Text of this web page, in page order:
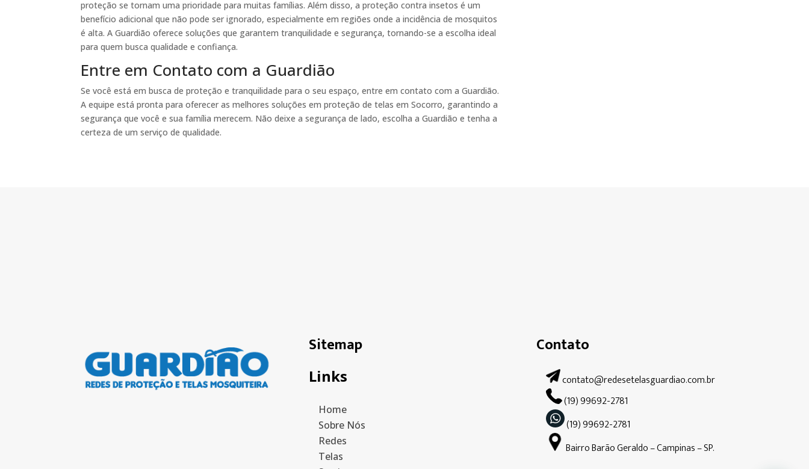
proteção se tornam uma prioridade para muitas famílias. Além disso, a proteção contra insetos é um
benefício adicional que não pode ser ignorado, especialmente em regiões onde a incidência de mosquitos
é alta. A Guardião oferece soluções que garantem tranquilidade e segurança, tornando-se a escolha ideal
para quem busca qualidade e confiança.
Entre em Contato com a Guardião
Se você está em busca de proteção e tranquilidade para o seu espaço, entre em contato com a Guardião.
A equipe está pronta para oferecer as melhores soluções em proteção de telas em Socorro, garantindo a
segurança que você e sua família merecem. Não deixe a segurança de lado, escolha a Guardião e tenha a
certeza de um serviço de qualidade.
Sitemap
Links
Home
Sobre Nós
Redes
Telas
Contato
contato@redesetelasguardiao.com.br
(19) 99692-2781
(19) 99692-2781
Bairro Barão Geraldo – Campinas – SP.